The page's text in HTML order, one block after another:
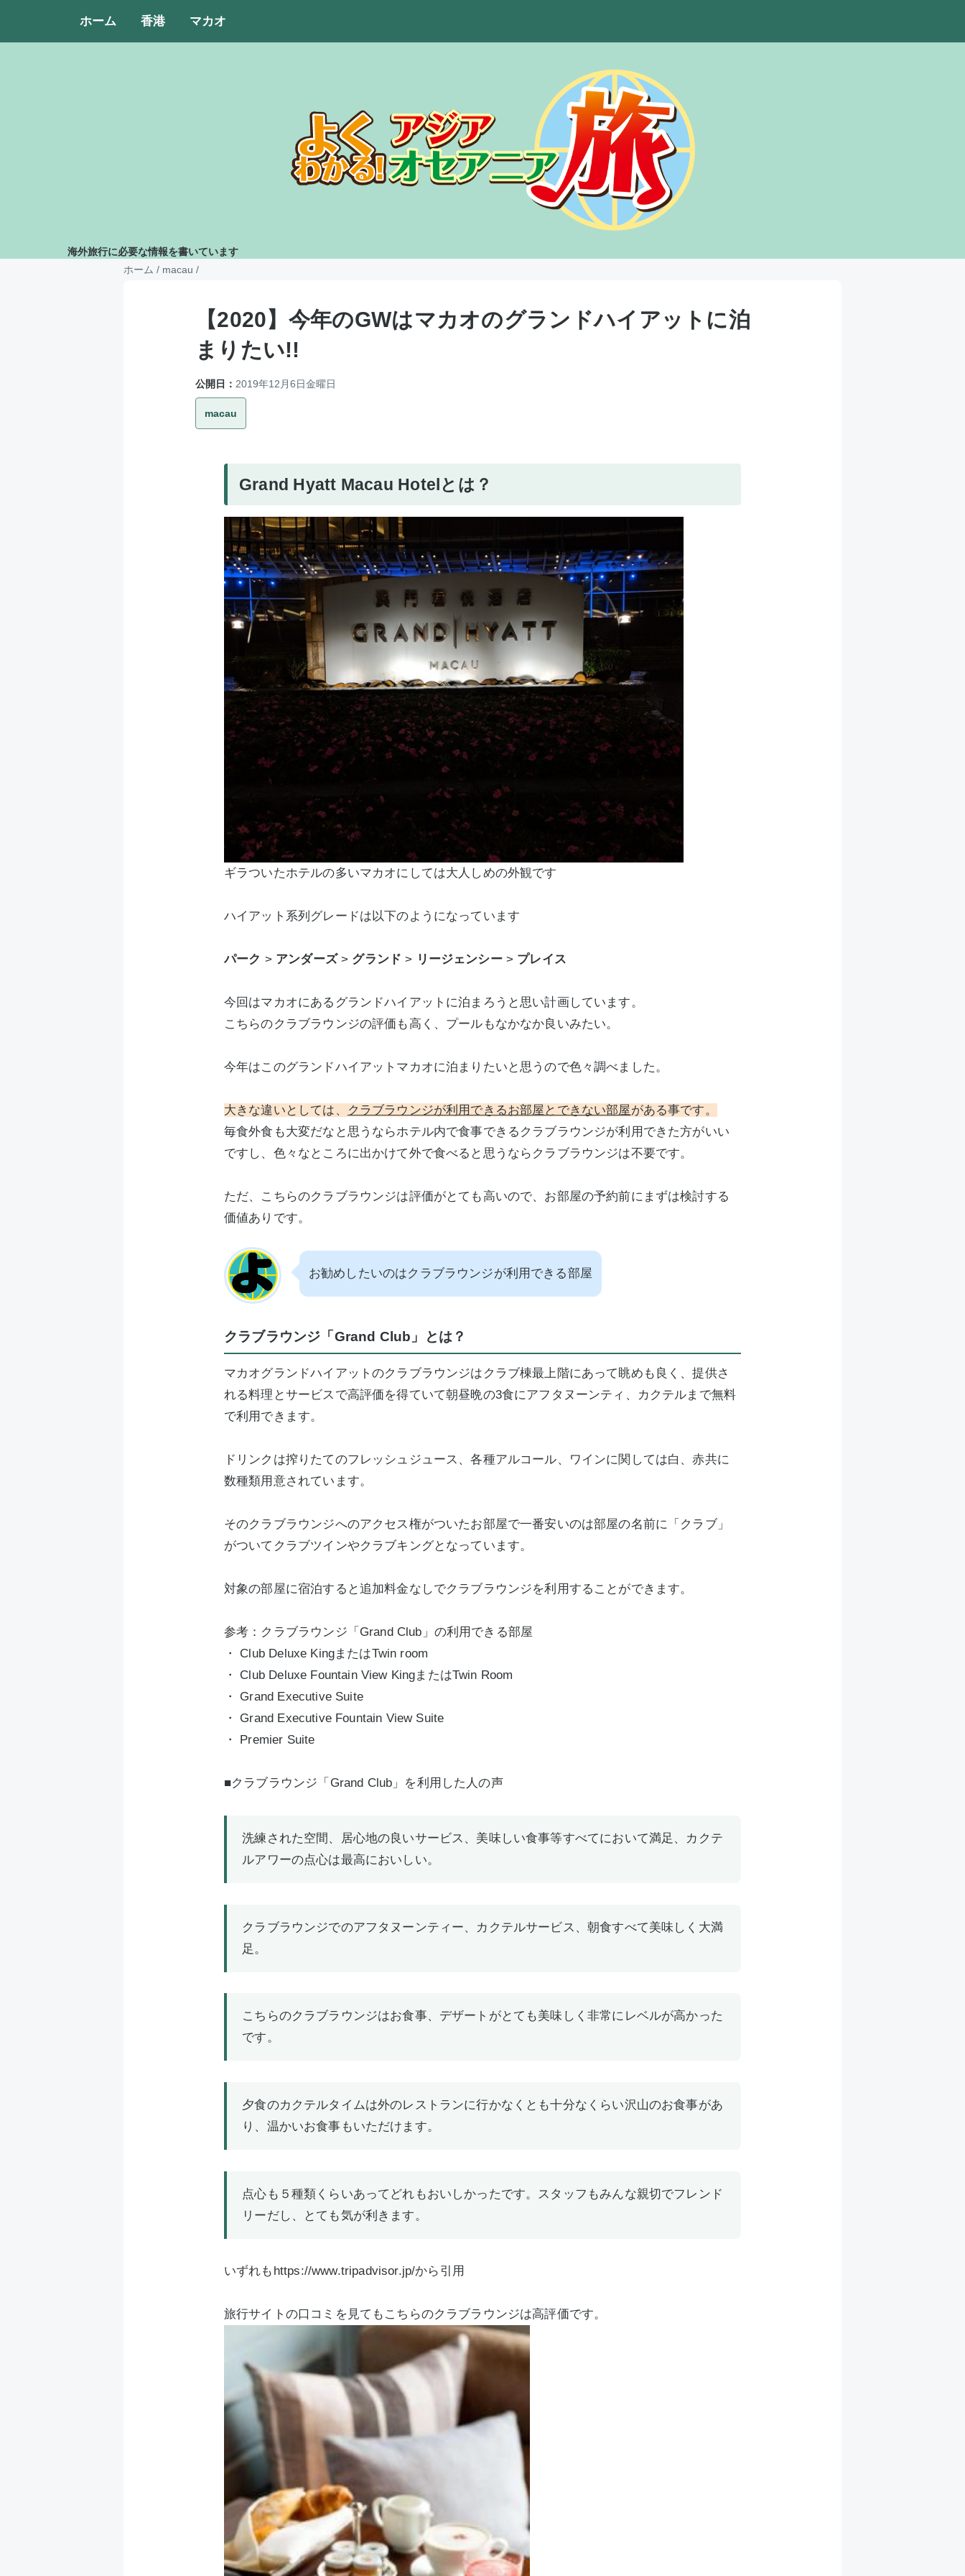
ホーム 香港 マカオ
海外旅行に必要な情報を書いています
ホーム / macau /
【2020】今年のGWはマカオのグランドハイアットに泊
まりたい!!
公開日： 2019年12月6日金曜日
macau
Grand Hyatt Macau Hotelとは？
ギラついたホテルの多いマカオにしては大人しめの外観です
ハイアット系列グレードは以下のようになっています
パーク > アンダーズ> グランド > リージェンシー> プレイス
今回はマカオにあるグランドハイアットに泊まろうと思い計画しています。
こちらのクラブラウンジの評価も高く、プールもなかなか良いみたい。
今年はこのグランドハイアットマカオに泊まりたいと思うので色々調べました。
大きな違いとしては、 クラブラウンジが利用できるお部屋とできない部屋がある事です。
毎食外食も大変だなと思うならホテル内で食事できるクラブラウンジが利用できた方がいい
ですし、色々なところに出かけて外で食べると思うならクラブラウンジは不要です。
ただ、こちらのクラブラウンジは評価がとても高いので、お部屋の予約前にまずは検討する
価値ありです。
お勧めしたいのはクラブラウンジが利用できる部屋
クラブラウンジ「Grand Club」とは？
マカオグランドハイアットのクラブラウンジはクラブ棟最上階にあって眺めも良く、提供さ
れる料理とサービスで高評価を得ていて朝昼晩の3食にアフタヌーンティ、カクテルまで無料
で利用できます。
ドリンクは搾りたてのフレッシュジュース、各種アルコール、ワインに関しては白、赤共に
数種類用意されています。
そのクラブラウンジへのアクセス権がついたお部屋で一番安いのは部屋の名前に「クラブ」
がついてクラブツインやクラブキングとなっています。
対象の部屋に宿泊すると追加料金なしでクラブラウンジを利用することができます。
参考：クラブラウンジ「Grand Club」の利用できる部屋
・ Club Deluxe KingまたはTwin room
・ Club Deluxe Fountain View KingまたはTwin Room
・ Grand Executive Suite
・ Grand Executive Fountain View Suite
・ Premier Suite
■クラブラウンジ「Grand Club」を利用した人の声
洗練された空間、居心地の良いサービス、美味しい食事等すべてにおいて満足、カクテ
ルアワーの点心は最高においしい。
クラブラウンジでのアフタヌーンティー、カクテルサービス、朝食すべて美味しく大満
足。
こちらのクラブラウンジはお食事、デザートがとても美味しく非常にレベルが高かった
です。
夕食のカクテルタイムは外のレストランに行かなくとも十分なくらい沢山のお食事があ
り、温かいお食事もいただけます。
点心も５種類くらいあってどれもおいしかったです。スタッフもみんな親切でフレンド
リーだし、とても気が利きます。
いずれもhttps://www.tripadvisor.jp/から引用
旅行サイトの口コミを見てもこちらのクラブラウンジは高評価です。